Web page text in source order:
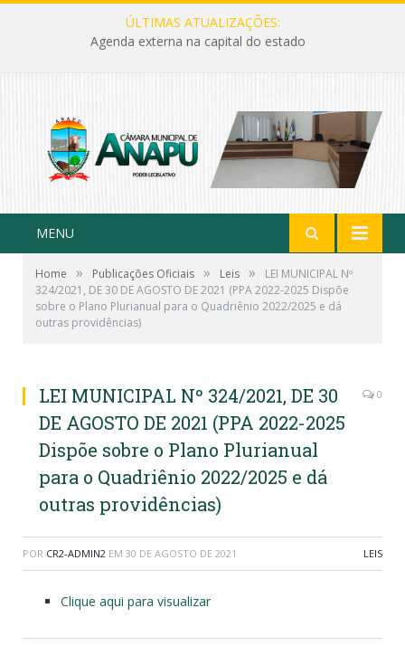
ÚLTIMAS ATUALIZAÇÕES:
Agenda externa na capital do estado
MENU
Home » Publicações Oficiais » Leis »
LEI MUNICIPAL Nº
324/2021, DE 30 DE AGOSTO DE 2021 (PPA 2022-2025 Dispõe
sobre o Plano Plurianual para o Quadriênio 2022/2025 e dá
outras providências)
LEI MUNICIPAL Nº 324/2021, DE 30
DE AGOSTO DE 2021 (PPA 2022-2025
Dispõe sobre o Plano Plurianual
para o Quadriênio 2022/2025 e dá
outras providências)
0
POR CR2-ADMIN2 EM 30 DE AGOSTO DE 2021 LEIS
Clique aqui para visualizar